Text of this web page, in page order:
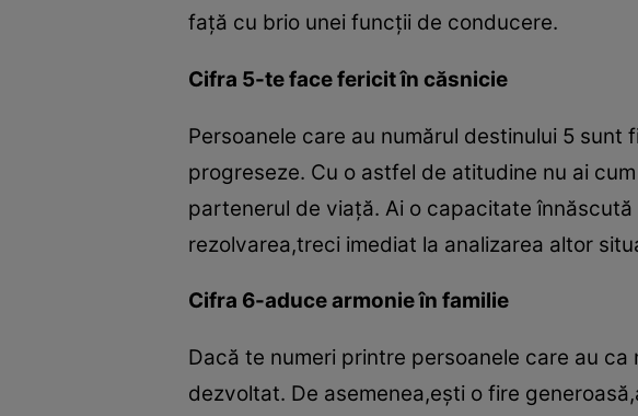
faţă cu brio unei funcţii de conducere.
Cifra 5-te face fericit în căsnicie
Persoanele care au numărul destinului 5
progreseze. Cu o astfel de atitudine nu ai
partenerul de viaţă. Ai o capacitate
rezolvarea,treci imediat la analizarea altor
Cifra 6-aduce armonie în familie
Dacă te numeri printre persoanele care au
dezvoltat. De asemenea,eşti o fire